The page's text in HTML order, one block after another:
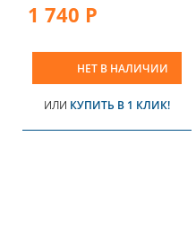
1 740 Р
НЕТ В НАЛИЧИИ
ИЛИ КУПИТЬ В 1 КЛИК!